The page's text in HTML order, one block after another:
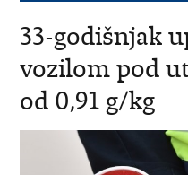
33-godišnjak
vozilom pod
od 0,91 g/kg